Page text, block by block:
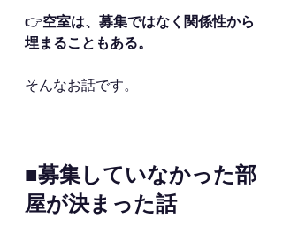
👉空室は、募集ではなく関係性から
埋まることもある。
そんなお話です。
■募集していなかった部
屋が決まった話